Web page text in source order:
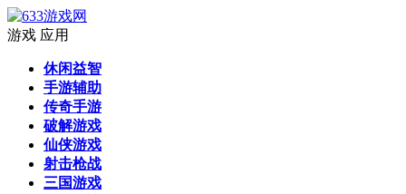
游戏 应用
休闲益智
手游辅助
传奇手游
破解游戏
仙侠游戏
射击枪战
三国游戏